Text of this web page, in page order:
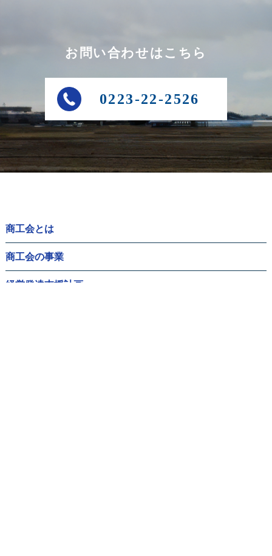
お問い合わせはこちら
0223-22-2526
商工会とは
商工会の事業
経営発達支援計画